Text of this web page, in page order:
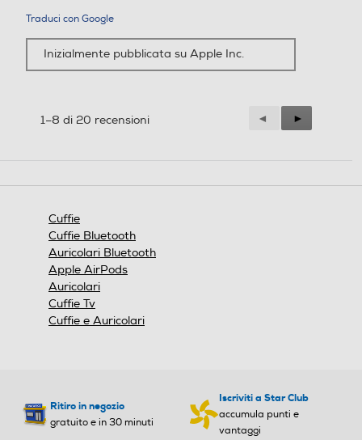
Traduci con Google
Inizialmente pubblicata su Apple Inc.
1–8 di 20 recensioni
Precedente
Reviews
◄
Successiva
Reviews
►
Cuffie
Cuffie Bluetooth
Auricolari Bluetooth
Apple AirPods
Auricolari
Cuffie Tv
Cuffie e Auricolari
Ritiro in negozio
gratuito e in 30 minuti
Iscriviti a Star Club
accumula punti e
vantaggi